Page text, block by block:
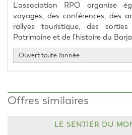
L'association RPO organise
voyages, des conférences, des
rallyes touristique, des
Patrimoine et de l'histoire du
Ouvert toute l'année.
Offres similaires
LE SENTIER DU